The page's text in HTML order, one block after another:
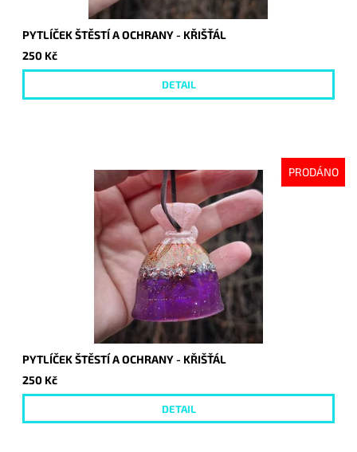
PYTLÍČEK ŠTĚSTÍ A OCHRANY - KŘIŠŤÁL
250 Kč
DETAIL
PRODÁNO
PYTLÍČEK ŠTĚSTÍ A OCHRANY - KŘIŠŤÁL
250 Kč
DETAIL